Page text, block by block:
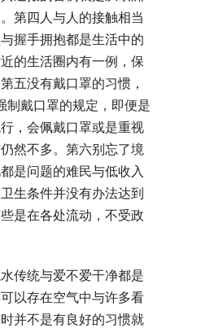
第四人与人的接触相当
握手拥抱都是生活中的
的生活圈内有一例，保
五没有戴口罩的习惯，
制戴口罩的规定，即便是
，会佩戴口罩或是重视
然不多。第六别忘了境
是问题的难民与低收入
生条件并没有办法达到
是在各处流动，不受政
传统与爱不爱干净都是
以存在空气中与许多看
并不是有良好的习惯就